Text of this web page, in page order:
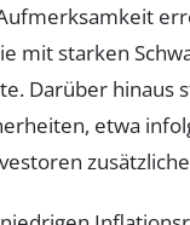
mit starken
Darüber hinaus
etwa